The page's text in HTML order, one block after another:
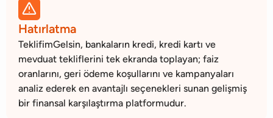

Hatırlatma
TeklifimGelsin, bankaların kredi, kredi kartı ve
mevduat tekliflerini tek ekranda toplayan; faiz
oranlarını, geri ödeme koşullarını ve kampanyaları
analiz ederek en avantajlı seçenekleri sunan gelişmiş
bir finansal karşılaştırma platformudur.